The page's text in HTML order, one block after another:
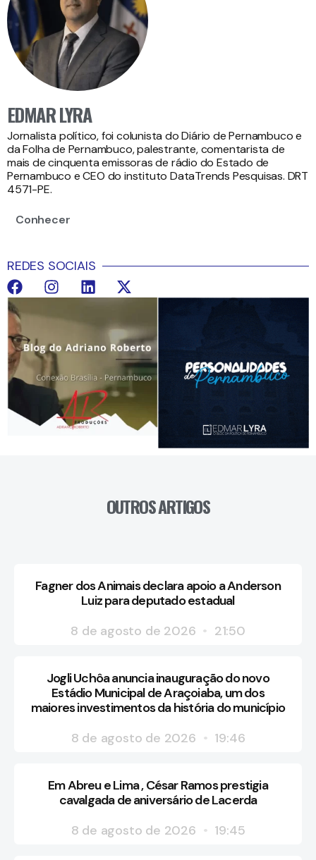
EDMAR LYRA
Jornalista político, foi colunista do Diário de Pernambuco e
da Folha de Pernambuco, palestrante, comentarista de
mais de cinquenta emissoras de rádio do Estado de
Pernambuco e CEO do instituto DataTrends Pesquisas. DRT
4571-PE.
Conhecer
REDES SOCIAIS
OUTROS ARTIGOS
Fagner dos Animais declara apoio a Anderson
Luiz para deputado estadual
8 de agosto de 2026
21:50
Jogli Uchôa anuncia inauguração do novo
Estádio Municipal de Araçoiaba, um dos
maiores investimentos da história do município
8 de agosto de 2026
19:46
Em Abreu e Lima , César Ramos prestigia
cavalgada de aniversário de Lacerda
8 de agosto de 2026
19:45